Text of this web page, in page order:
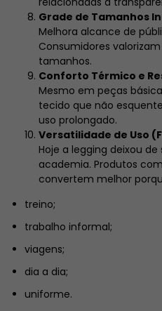
Grade de Tamanhos
Melhora alcance de
Consumidores
tamanhos.
Conforto Térmico e
Mesmo em peças
tecido que não
uso prolongado.
Versatilidade de Uso
Hoje a legging deixou
academia. Produtos
convertem melhor
treino;
trabalho informal;
viagens;
dia a dia;
uniforme.